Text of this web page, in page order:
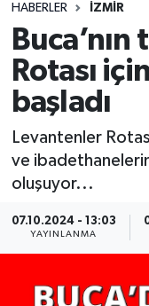
HABERLER İZMİR
Rotası
başladı
Levantenler
ve
oluşuyor...
07.10.2024 - 13:03
YAYINLANMA
İZMİR
ÖZEL HABER
POLİTİKA
Programlar
YAŞAM